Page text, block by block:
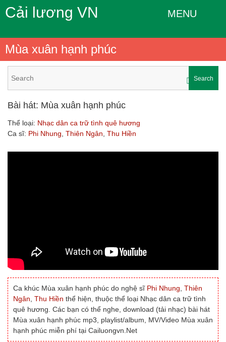
Cải lương VN MENU
Mùa xuân hạnh phúc
Search
Bài hát: Mùa xuân hạnh phúc
Thể loại: Nhạc dân ca trữ tình quê hương
Ca sĩ: Phi Nhung Thiên Ngân Thu Hiền
Ca khúc Mùa xuân hạnh phúc do nghệ sĩ Phi Nhung Thiên
Ngân Thu Hiền thể hiện, thuộc thể loại Nhạc dân ca trữ tình
quê hương. Các bạn có thể nghe, download (tải nhạc) bài hát
Mùa xuân hạnh phúc mp3, playlist/album, MV/Video Mùa xuân
hạnh phúc miễn phí tại Cailuongvn.Net